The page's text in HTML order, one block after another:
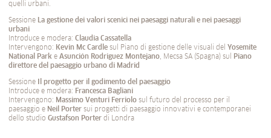
quelli urbani.
Sessione La gestione dei valori scenici nei paesaggi naturali e nei paesaggi
urbani
Introduce e modera: Claudia Cassatella
Intervengono: Kevin Mc Cardle sul Piano di gestione delle visuali del Yosemite
National Park e Asunción Rodriguez Montejano, Mecsa SA (Spagna) sul
Piano
direttore del paesaggio urbano di Madrid
Sessione
Il progetto per il godimento del paesaggio
Introduce e modera: Francesca Bagliani
Intervengono: Massimo Venturi Ferriolo sul futuro del processo per il
paesaggio e Neil Porter sui progetti di paesaggio innovativi e contemporanei
dello studio Gustafson Porter di Londra